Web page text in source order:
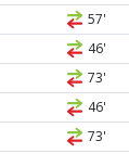
57'
46'
73'
46'
73'